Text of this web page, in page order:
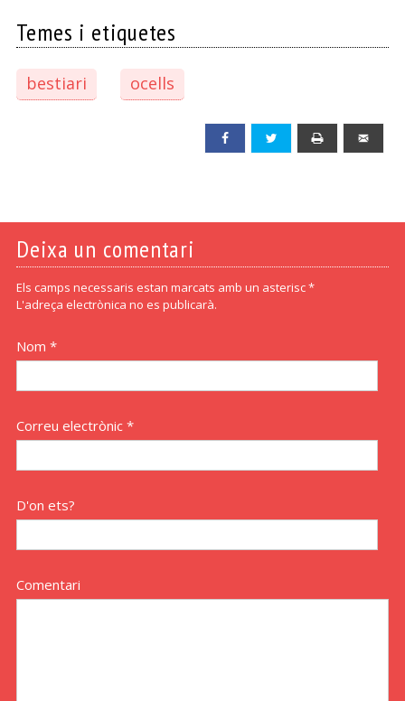
Temes i etiquetes
bestiari ocells
Facebook Twitter
Deixa un comentari
Els camps necessaris estan marcats amb un asterisc *
L'adreça electrònica no es publicarà.
Nom *
Correu electrònic *
D'on ets?
Comentari